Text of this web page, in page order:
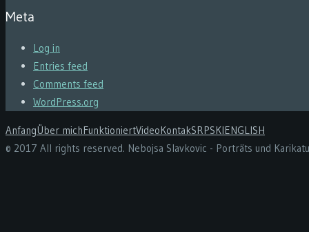
Meta
Log in
Entries feed
Comments feed
WordPress.org
AnfangÜber michFunktioniertVideoKontakSRPSKIENGLISH
© 2017 All rights reserved. Nebojsa Slavkovic - Porträts und